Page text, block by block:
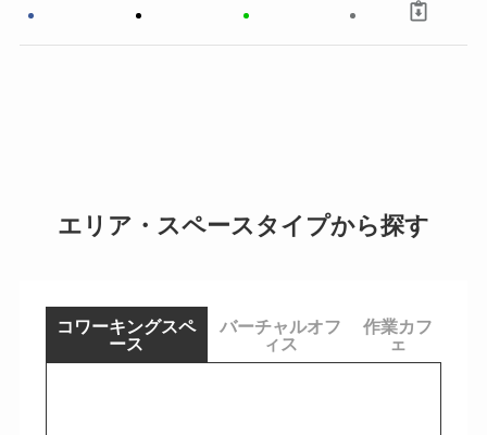
エリア・スペースタイプから探す
コワーキングスペ
ース
バーチャルオフ
ィス
作業カフ
ェ